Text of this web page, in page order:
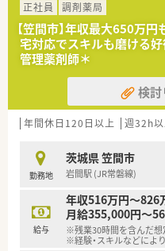
■研修認定薬剤師単位取
まで学会参加やｅラー
ます。
<福利厚生について>
■基本日祝休みになる
■応援体制が整っている
して勤務ができる環境で
また、年に1回1週間程
全店休憩室を完備してい
■社員割引購入制度、
地手当も付き、安心して
■今回は欠員補充による
がら円滑に業務を遂行で
■年齢については50代
別を問わず新しい環境
す。
■調剤業務の経験者は
ある方でも積極的に患
【法人特徴について】
おり、地域医療の発展
■全国規模で薬局を運
め、経営基盤が非常に
■患者様に対して有益
単なる調剤に留まらな
正社員
調剤薬局
【笠間市】年収最大650万
宅対応でスキルも磨ける
管理薬剤師＊
検討
年間休日120日以上 週32h
勤務地
茨城県 笠間市
岩間駅 (JR常磐線)
給与
年収516万円～826
月給355,000円～
※残業30時間を含んだ想
※経験・スキルなどによ